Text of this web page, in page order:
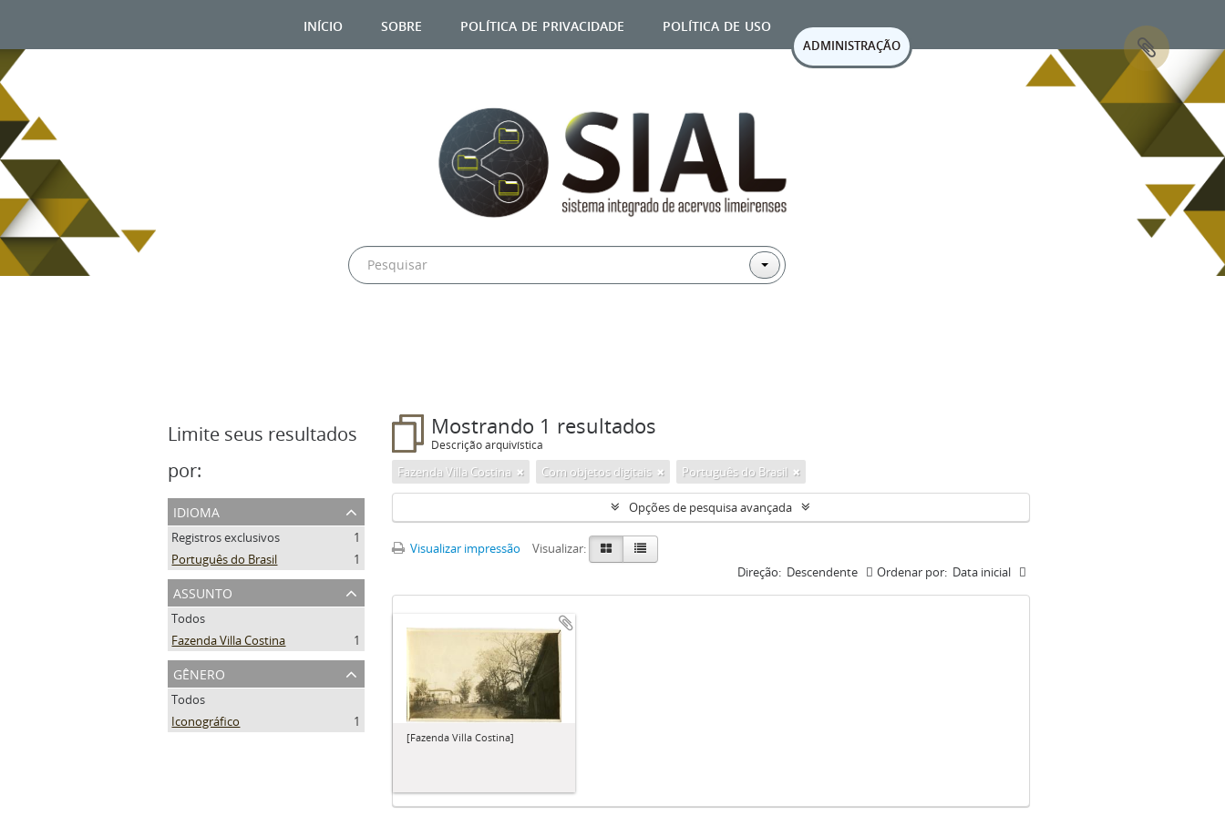
início sobre política de privacidade política de uso
ADMINISTRAÇÃO
Limite seus resultados
por:
idioma
Registros exclusivos
1
Português do Brasil
1
assunto
Todos
Fazenda Villa Costina
1
gênero
Todos
Iconográfico
1
Mostrando 1 resultados
Descrição arquivística
Fazenda Villa Costina Com objetos digitais Português do Brasil
Opções de pesquisa avançada
Visualizar impressão
Visualizar:
Ordenar por: Data inicial
Direção: Descendente
[Fazenda Villa Costina]